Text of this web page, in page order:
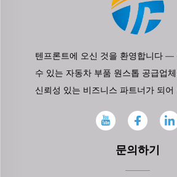
텐프론트에 오신 것을 환영합니다 —
수 있는 자동차 부품 원스톱 공급업
신뢰성 있는 비즈니스 파트너가 되어
문의하기